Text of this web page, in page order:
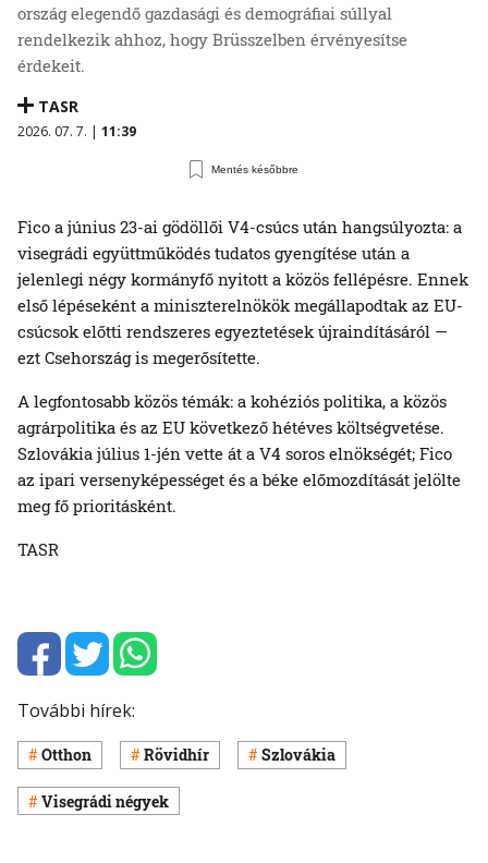
ország elegendő gazdasági és demográfiai súllyal
rendelkezik ahhoz, hogy Brüsszelben érvényesítse
érdekeit.
TASR
2026. 07. 7. | 11:39
Mentés későbbre
Fico a június 23-ai gödöllői V4-csúcs után hangsúlyozta: a
visegrádi együttműködés tudatos gyengítése után a
jelenlegi négy kormányfő nyitott a közös fellépésre. Ennek
első lépéseként a miniszterelnökök megállapodtak az EU-
csúcsok előtti rendszeres egyeztetések újraindításáról —
ezt Csehország is megerősítette.
A legfontosabb közös témák: a kohéziós politika, a közös
agrárpolitika és az EU következő hétéves költségvetése.
Szlovákia július 1-jén vette át a V4 soros elnökségét; Fico
az ipari versenyképességet és a béke előmozdítását jelölte
meg fő prioritásként.
TASR
További hírek:
Otthon Rövidhír Szlovákia
Visegrádi négyek